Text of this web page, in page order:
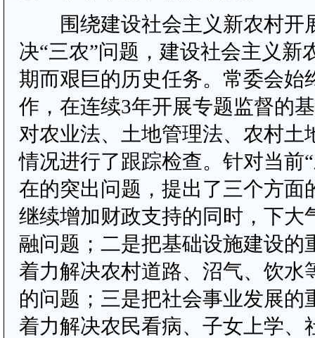
围绕建设社会主义新农村开
决“三农”问题，建设社会主义新
期而艰巨的历史任务。常委会始
作，在连续3年开展专题监督的
对农业法、土地管理法、农村土
情况进行了跟踪检查。针对当前
在的突出问题，提出了三个方面
继续增加财政支持的同时，下大
融问题；二是把基础设施建设的
着力解决农村道路、沼气、饮水
的问题；三是把社会事业发展的
着力解决农民看病、子女上学、